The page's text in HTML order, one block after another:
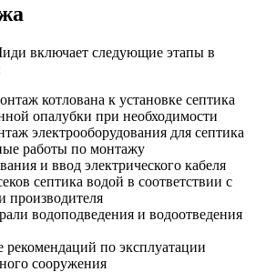
включает следующие этапы в
котлована к установке септика
опалубки при необходимости
электрооборудования для септика
работы по монтажу
и ввод электрического кабеля
септика водой в соответствии с
производителя
водоподведения и водоотведения
рекомендаций по эксплуатации
сооружения